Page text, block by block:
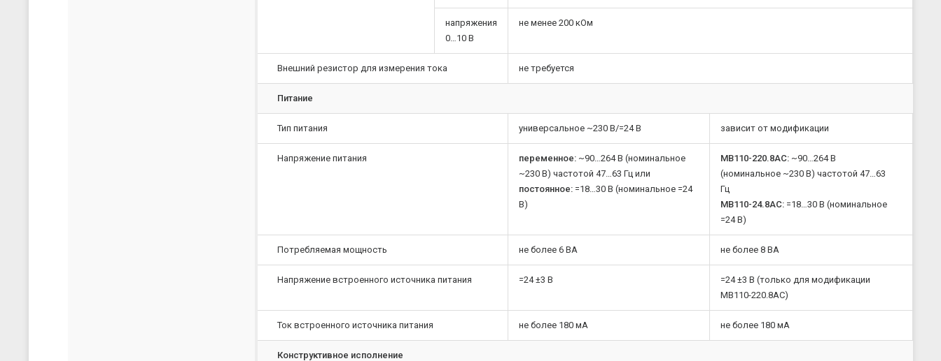
напряжения
0…10 В
не менее 200 кОм
Внешний резистор для измерения тока не требуется
Питание
Тип питания универсальное ~230 В/=24 В зависит от модификации
Напряжение питания переменное: ~90…264 В (номинальное
~230 В) частотой 47…63 Гц или
постоянное: =18…30 В (номинальное =24
В)
МВ110-220.8АС: ~90…264 В
(номинальное ~230 В) частотой 47…63
Гц
МВ110-24.8АС: =18…30 В (номинальное
=24 В)
Потребляемая мощность не более 6 ВА не более 8 ВА
Напряжение встроенного источника питания =24 ±3 В
=24 ±3 В (только для модификации
МВ110-220.8АС)
Ток встроенного источника питания не более 180 мА не более 180 мА
Конструктивное исполнение